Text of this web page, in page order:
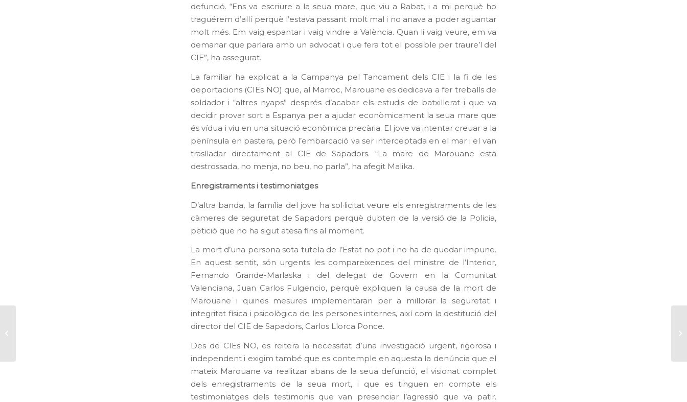
defunció. “Ens va escriure a la seua mare, que viu a Rabat, i a mi perquè ho
traguérem d’allí perquè l’estava passant molt mal i no anava a poder aguantar
molt més. Em vaig espantar i vaig vindre a València. Quan li vaig veure, em va
demanar que parlara amb un advocat i que fera tot el possible per traure’l del
CIE”, ha assegurat.
La familiar ha explicat a la Campanya pel Tancament dels CIE i la fi de les
deportacions (CIEs NO) que, al Marroc, Marouane es dedicava a fer treballs de
soldador i “altres nyaps” després d’acabar els estudis de batxillerat i que va
decidir provar sort a Espanya per a ajudar econòmicament la seua mare que
és vídua i viu en una situació econòmica precària. El jove va intentar creuar a la
península en pastera, però l’embarcació va ser interceptada en el mar i el van
traslladar directament al CIE de Sapadors. “La mare de Marouane està
destrossada, no menja, no beu, no parla”, ha afegit Malika.
Enregistraments i testimoniatges
D’altra banda, la família del jove ha sol·licitat veure els enregistraments de les
càmeres de seguretat de Sapadors perquè dubten de la versió de la Policia,
petició que no ha sigut atesa fins al moment.
La mort d’una persona sota tutela de l’Estat no pot i no ha de quedar impune.
En aquest sentit, són urgents les compareixences del ministre de l’Interior,
Fernando Grande-Marlaska i del delegat de Govern en la Comunitat
Valenciana, Juan Carlos Fulgencio, perquè expliquen la causa de la mort de
Marouane i quines mesures implementaran per a millorar la seguretat i
integritat física i psicològica de les persones internes, així com la destitució del
director del CIE de Sapadors, Carlos Llorca Ponce.
Des de CIEs NO, es reitera la necessitat d’una investigació urgent, rigorosa i
independent i exigim també que es contemple en aquesta la denúncia que el
mateix Marouane va realitzar abans de la seua defunció, el visionat complet
dels enregistraments de la seua mort, i que es tinguen en compte els
testimoniatges dels testimonis que van presenciar l’agressió que va patir.